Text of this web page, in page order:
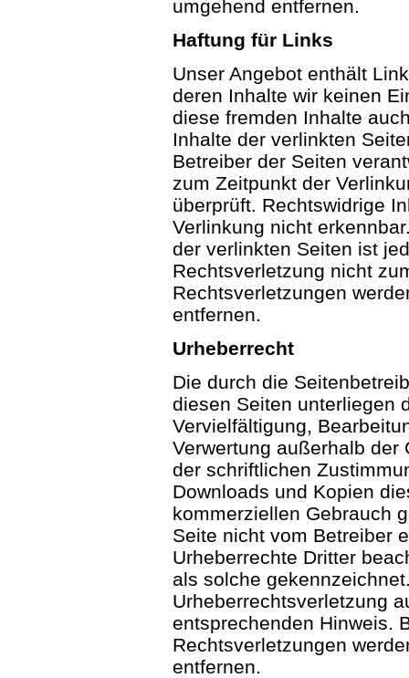
umgehend entfernen.
Haftung für Links
Unser Angebot enthält
deren Inhalte wir keinen
diese fremden Inhalte
Inhalte der verlinkten
Betreiber der Seiten
zum Zeitpunkt der
überprüft. Rechtswidrige
Verlinkung nicht
der verlinkten Seiten ist
Rechtsverletzung nicht
Rechtsverletzungen
entfernen.
Urheberrecht
Die durch die
diesen Seiten unterliegen
Vervielfältigung,
Verwertung außerhalb der
der schriftlichen
Downloads und Kopien
kommerziellen Gebrauch
Seite nicht vom Betreiber
Urheberrechte Dritter
als solche
Urheberrechtsverletzung
entsprechenden Hinweis.
Rechtsverletzungen
entfernen.